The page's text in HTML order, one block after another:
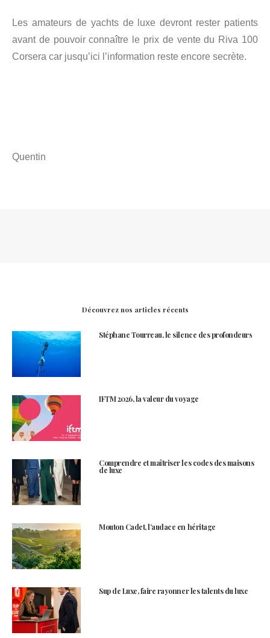
Les amateurs de yachts de luxe devront rester patients
avant de pouvoir connaître le prix de vente du Riva 100
Corsera car jusqu’ici l’information reste encore secrète.
Quentin
Découvrez nos articles récents
Stéphane Tourreau, le silence des profondeurs
IFTM 2026, la valeur du voyage
Comprendre et maîtriser les codes des maisons
de luxe
Mouton Cadet, l’audace en héritage
Sup de Luxe, faire rayonner les talents du luxe